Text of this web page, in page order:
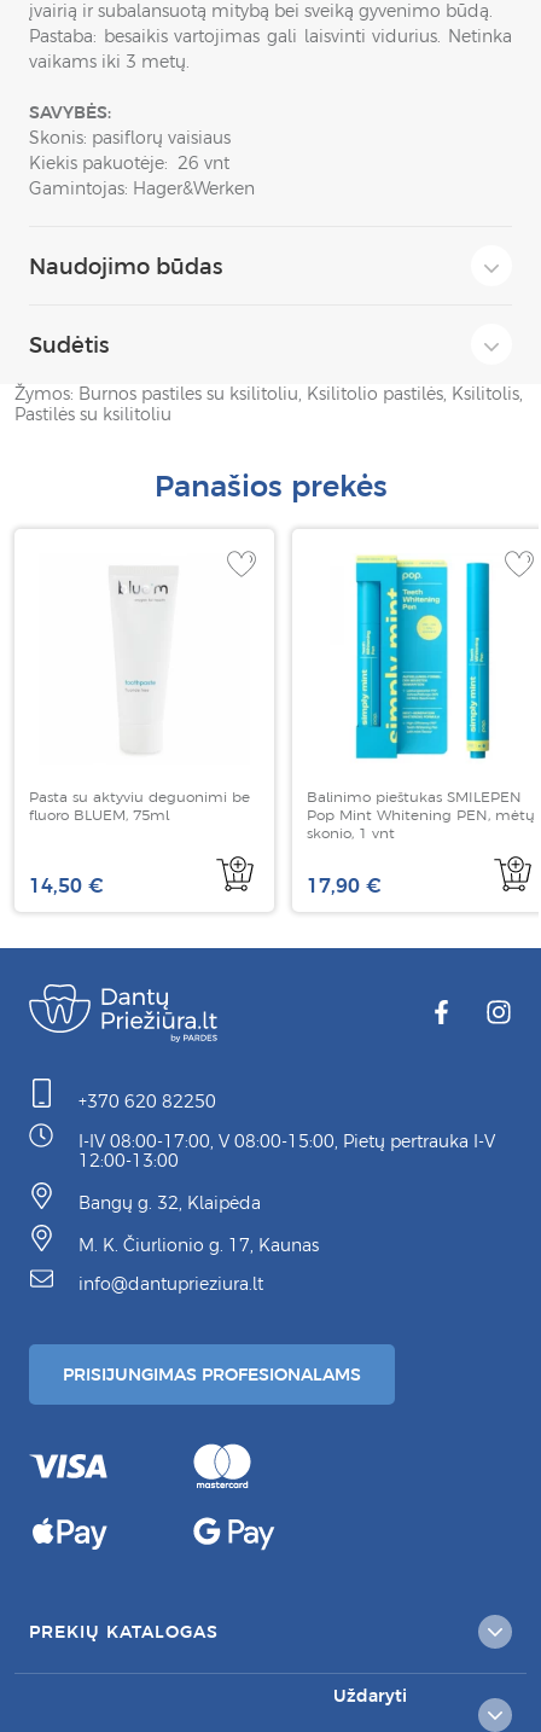
Uždaryti
įvairią ir subalansuotą mitybą bei sveiką gyvenimo būdą.
Pastaba: besaikis vartojimas gali laisvinti vidurius. Netinka
vaikams iki 3 metų.
SAVYBĖS:
Skonis: pasiflorų vaisiaus
Kiekis pakuotėje: 26 vnt
Gamintojas: Hager&Werken
Naudojimo būdas
Sudėtis
Žymos: Burnos pastiles su ksilitoliu Ksilitolio pastilės Ksilitolis
Pastilės su ksilitoliu
Panašios prekės
Pasta su aktyviu deguonimi be
fluoro BLUEM, 75ml
14,50 €
Balinimo pieštukas SMILEPEN
Pop Mint Whitening PEN, mėtų
skonio, 1 vnt
17,90 €
+370 620 82250
I-IV 08:00-17:00, V 08:00-15:00, Pietų pertrauka I-V
12:00-13:00
Bangų g. 32, Klaipėda
M. K. Čiurlionio g. 17, Kaunas
info@dantuprieziura.lt
PRISIJUNGIMAS PROFESIONALAMS
PREKIŲ KATALOGAS